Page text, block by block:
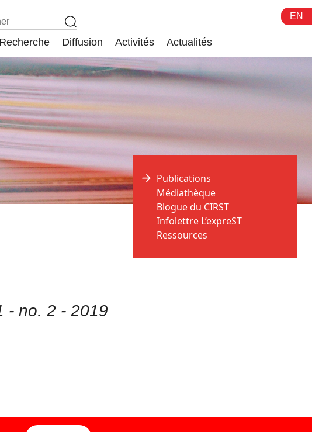
EN
Recherche Diffusion Activités Actualités
Publications
Médiathèque
Blogue du CIRST
Infolettre L’expreST
Ressources
- no. 2 - 2019